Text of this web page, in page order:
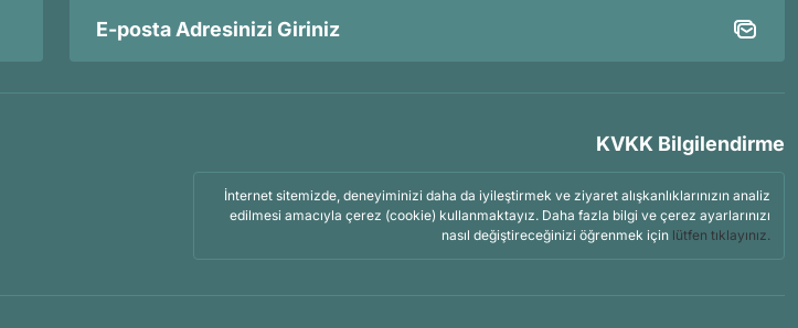
KVKK Bilgilendirme
İnternet sitemizde, deneyiminizi daha da iyileştirmek ve ziyaret alışkanlıklarınızın analiz
edilmesi amacıyla çerez (cookie) kullanmaktayız. Daha fazla bilgi ve çerez ayarlarınızı
nasıl değiştireceğinizi öğrenmek için lütfen tıklayınız.